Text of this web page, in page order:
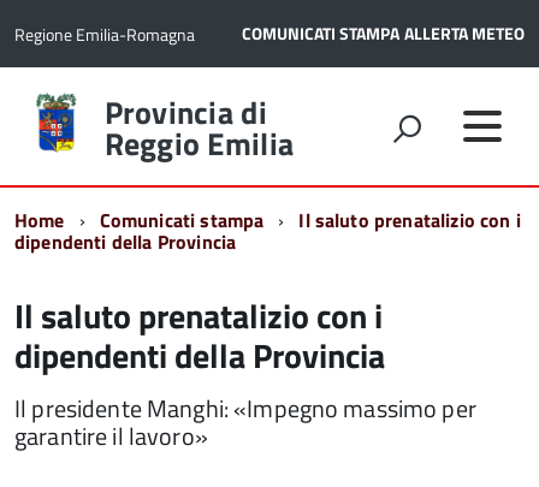
Regione Emilia-Romagna COMUNICATI STAMPAALLERTA METEO
Torna
alla
home
Provincia di
Reggio Emilia
Home Comunicati stampa Il saluto prenatalizio con i
dipendenti della Provincia
Il saluto prenatalizio con i
dipendenti della Provincia
Il presidente Manghi: «Impegno massimo per
garantire il lavoro»